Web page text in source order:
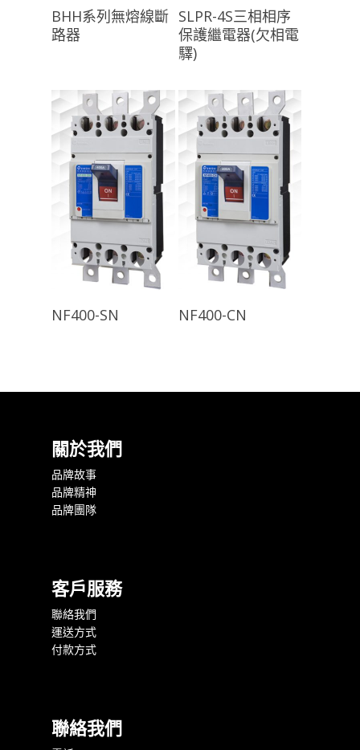
查看內容
BHH系列無熔線斷
路器
查看內容
SLPR-4S三相相序
保護繼電器(欠相電
驛)
NF400-SN NF400-CN
關於我們
品牌故事
品牌精神
品牌團隊
客戶服務
聯絡我們
運送方式
付款方式
聯絡我們